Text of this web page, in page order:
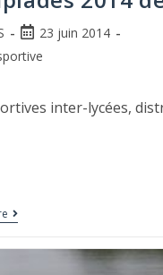
23 juin 2014
inter-lycées,